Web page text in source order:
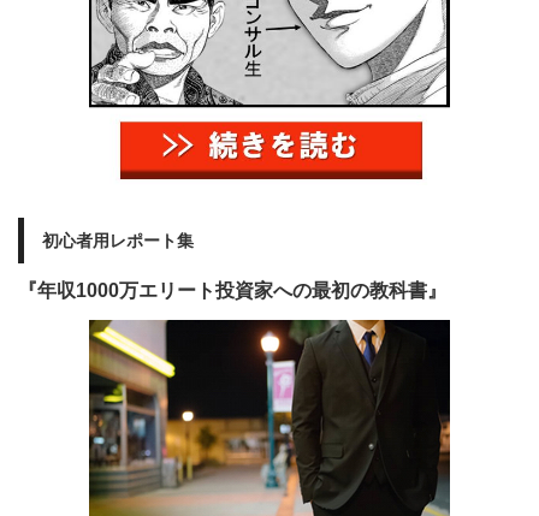
初心者用レポート集
『年収1000万エリート投資家への最初の教科書』